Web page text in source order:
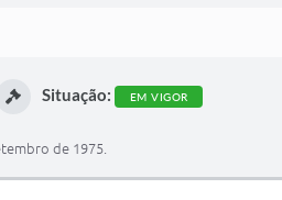
Situação: EM VIGOR
de 1975.